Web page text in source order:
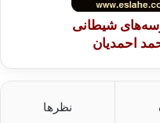
شیطانی
احمدیان
نظرها